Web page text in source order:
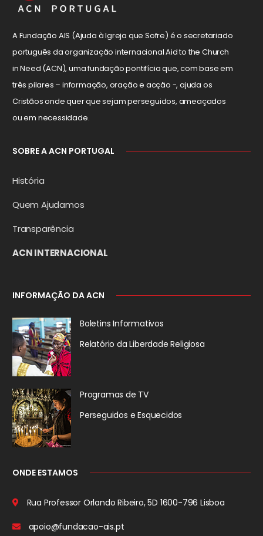
A Fundação AIS (Ajuda à Igreja que Sofre) é o secretariado
português da organização internacional Aid to the Church
in Need (ACN), uma fundação pontifícia que, com base em
três pilares – informação, oração e acção -, ajuda os
Cristãos onde quer que sejam perseguidos, ameaçados
ou em necessidade.
SOBRE A ACN PORTUGAL
História
Quem Ajudamos
Transparência
ACN INTERNACIONAL
INFORMAÇÃO DA ACN
Boletins Informativos
Relatório da Liberdade Religiosa
Programas de TV
Perseguidos e Esquecidos
ONDE ESTAMOS
Rua Professor Orlando Ribeiro, 5D 1600-796 Lisboa
apoio@fundacao-ais.pt